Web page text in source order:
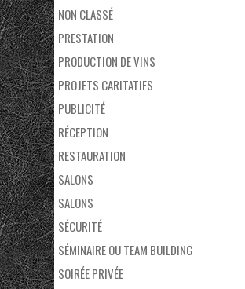
NON CLASSÉ
PRESTATION
PRODUCTION DE VINS
PROJETS CARITATIFS
PUBLICITÉ
RÉCEPTION
RESTAURATION
SALONS
SALONS
SÉCURITÉ
SÉMINAIRE OU TEAM BUILDING
SOIRÉE PRIVÉE